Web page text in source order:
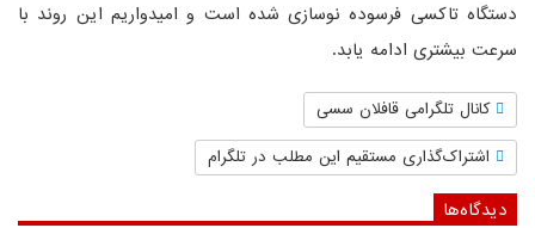
دستگاه تاکسی فرسوده نوسازی شده است و امیدواریم این روند با
سرعت بیشتری ادامه یابد.
کانال تلگرامی قافلان سسی
اشتراک‌گذاری مستقیم این مطلب در تلگرام
دیدگاه‌ها